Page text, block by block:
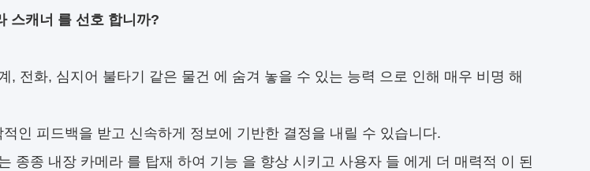
스캐너 를 선호 합니까?
, 전화, 심지어 불타기 같은 물건 에 숨겨 놓을 수 있는 능력 으로 인해 매우 비명 해
인 피드백을 받고 신속하게 정보에 기반한 결정을 내릴 수 있습니다.
종종 내장 카메라 를 탑재 하여 기능 을 향상 시키고 사용자 들 에게 더 매력적 이 된